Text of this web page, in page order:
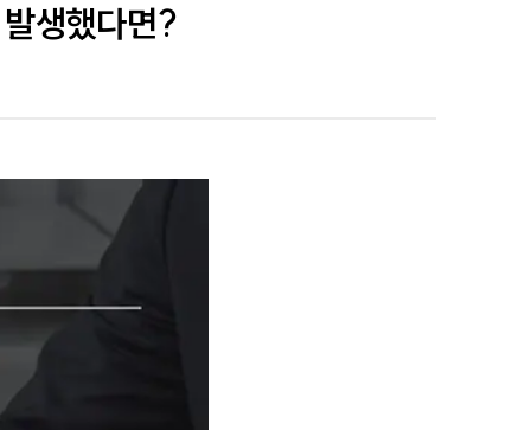
생했다면?